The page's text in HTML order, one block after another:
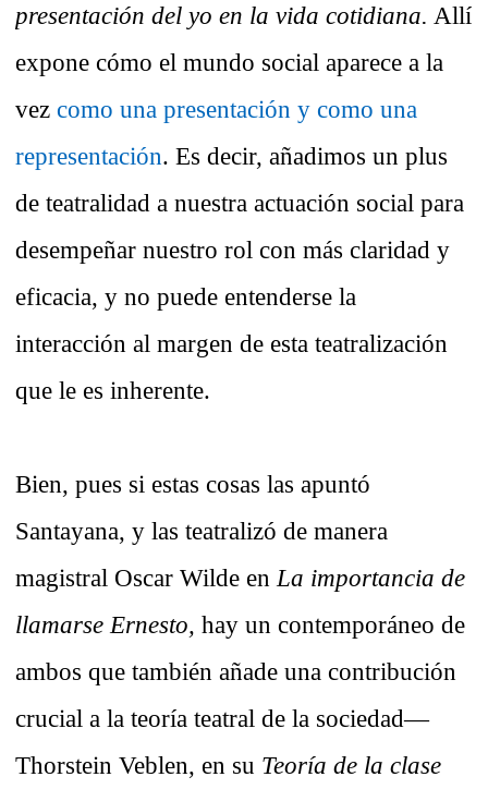
presentación del yo en la vida cotidiana. Allí
expone cómo el mundo social aparece a la
vez como una presentación y como una
representación. Es decir, añadimos un plus
de teatralidad a nuestra actuación social para
desempeñar nuestro rol con más claridad y
eficacia, y no puede entenderse la
interacción al margen de esta teatralización
que le es inherente.
Bien, pues si estas cosas las apuntó
Santayana, y las teatralizó de manera
magistral Oscar Wilde en La importancia de
llamarse Ernesto, hay un contemporáneo de
ambos que también añade una contribución
crucial a la teoría teatral de la sociedad—
Thorstein Veblen, en su Teoría de la clase